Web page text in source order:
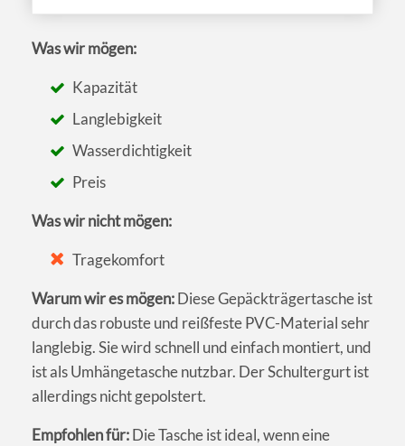
Was wir mögen:
Kapazität
Langlebigkeit
Wasserdichtigkeit
Preis
Was wir nicht mögen:
Tragekomfort
Warum wir es mögen:Diese Gepäckträgertasche ist
durch das robuste und reißfeste PVC-Material sehr
langlebig. Sie wird schnell und einfach montiert, und
ist als Umhängetasche nutzbar. Der Schultergurt ist
allerdings nicht gepolstert.
Empfohlen für:Die Tasche ist ideal, wenn eine